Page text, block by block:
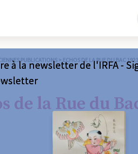
PUBLICATIONS> ECHOS DE LA RUE DU BAC 1921
de la Rue du
à la newsletter de l'IRFA -